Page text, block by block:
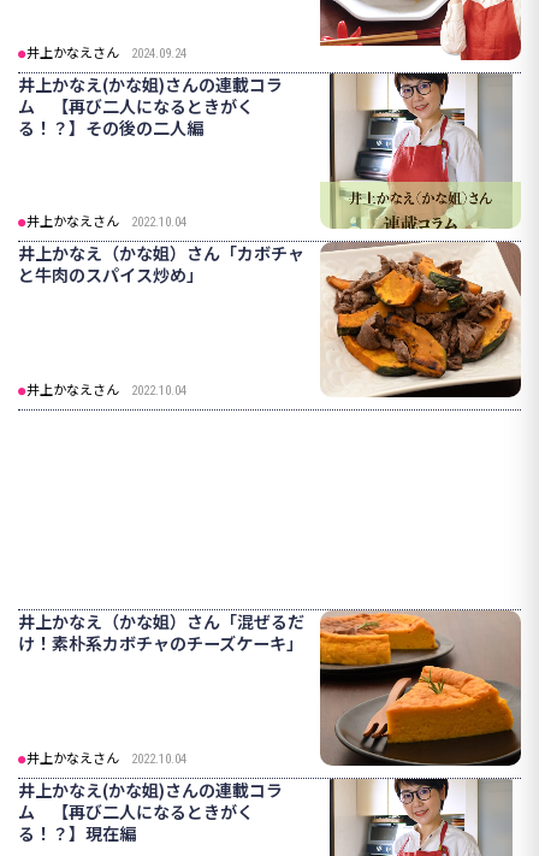
井上かなえさん 2024.09.24
井上かなえ(かな姐)さんの連載コラ
ム 【再び二人になるときがく
る！？】その後の二人編
井上かなえさん 2022.10.04
井上かなえ（かな姐）さん「カボチャ
と牛肉のスパイス炒め」
井上かなえさん 2022.10.04
井上かなえ（かな姐）さん「混ぜるだ
け！素朴系カボチャのチーズケーキ」
井上かなえさん 2022.10.04
井上かなえ(かな姐)さんの連載コラ
ム 【再び二人になるときがく
る！？】現在編